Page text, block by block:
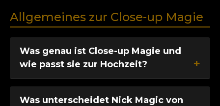
Allgemeines zur Close-up Magie
Was genau ist Close-up Magie und
wie passt sie zur Hochzeit?
Was unterscheidet Nick Magic von